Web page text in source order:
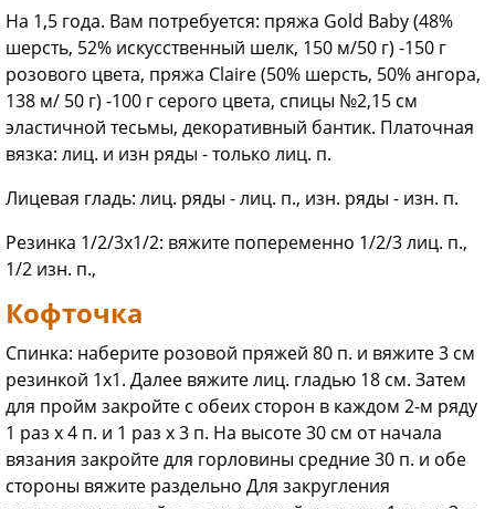
На 1,5 года. Вам потребуется: пряжа Gold Baby (48%
шерсть, 52% искусственный шелк, 150 м/50 г) -150 г
розового цвета, пряжа Claire (50% шерсть, 50% ангора,
138 м/ 50 г) -100 г серого цвета, спицы №2,15 см
эластичной тесьмы, декоративный бантик. Платочная
вязка: лиц. и изн ряды - только лиц. п.
Лицевая гладь: лиц. ряды - лиц. п., изн. ряды - изн. п.
Резинка 1/2/3x1/2: вяжите попеременно 1/2/3 лиц. п.,
1/2 изн. п.,
Кофточка
Спинка: наберите розовой пряжей 80 п. и вяжите 3 см
резинкой 1x1. Далее вяжите лиц. гладью 18 см. Затем
для пройм закройте с обеих сторон в каждом 2-м ряду
1 раз х 4 п. и 1 раз х 3 п. На высоте 30 см от начала
вязания закройте для горловины средние 30 п. и обе
стороны вяжите раздельно Для закругления